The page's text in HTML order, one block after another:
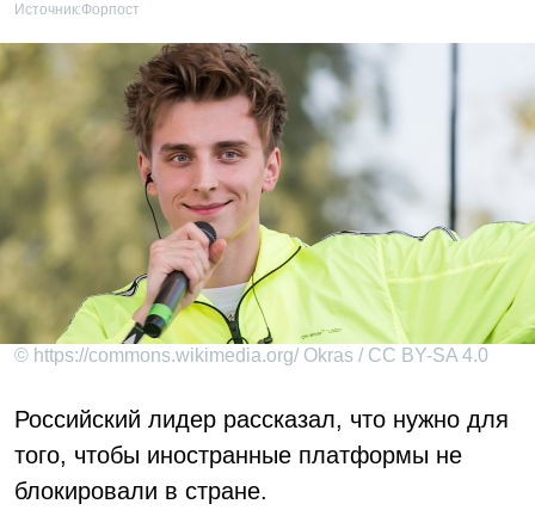
Источник:Форпост
© https://commons.wikimedia.org/ Okras / CC BY-SA 4.0
Российский лидер рассказал, что нужно для
того, чтобы иностранные платформы не
блокировали в стране.